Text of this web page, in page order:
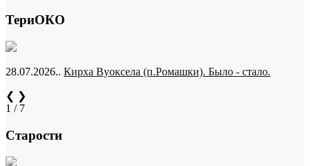
ТериОКО
28.07.2026.. Кирха Вуоксела (п.Ромашки). Было - стало.
❮ ❯
1 / 7
Старости